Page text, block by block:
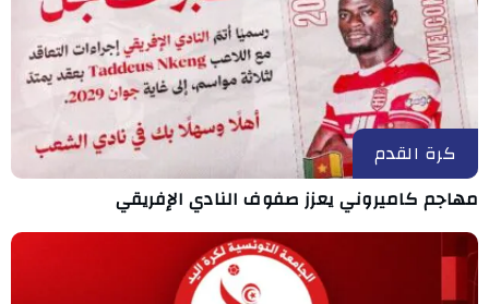
كرة القدم
مهاجم كاميروني يعزز صفوف النادي الإفريقي